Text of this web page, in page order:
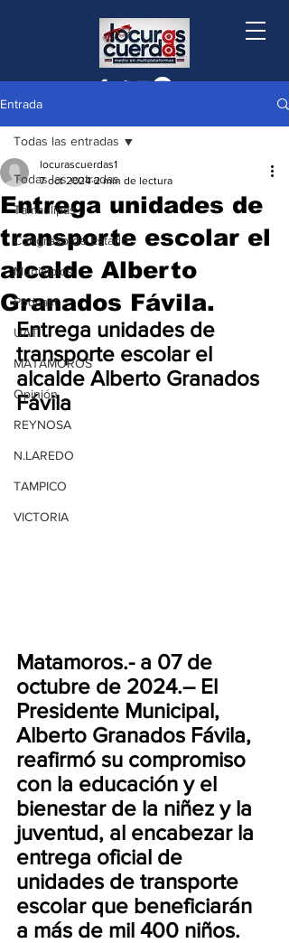
Entrada
Todas las entradas
Tamaulipas
Congreso de Estado
Municipios
Podcast
UAT
MATAMOROS
Opinión
REYNOSA
N.LAREDO
TAMPICO
VICTORIA
Todas las entradas
Entrega unidades de
transporte escolar el
alcalde Alberto
Granados Fávila.
locurascuerdas1
7 oct 2024 2 min de lectura
Entrega unidades de
transporte escolar el
alcalde Alberto Granados
Fávila
Matamoros.- a 07 de
octubre de 2024.– El
Presidente Municipal,
Alberto Granados Fávila,
reafirmó su compromiso
con la educación y el
bienestar de la niñez y la
juventud, al encabezar la
entrega oficial de
unidades de transporte
escolar que beneficiarán
a más de mil 400 niños.